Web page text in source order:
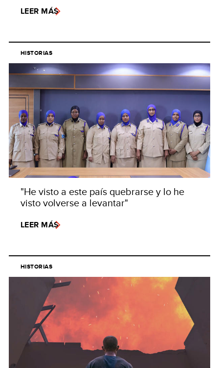
LEER MÁS
HISTORIAS
"He visto a este país quebrarse y lo he
visto volverse a levantar"
LEER MÁS
HISTORIAS